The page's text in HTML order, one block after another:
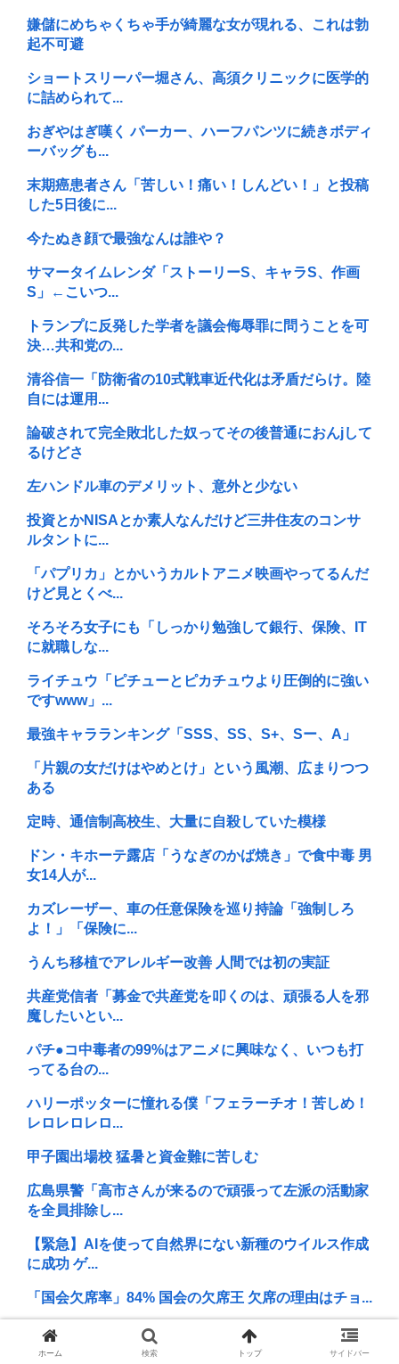
嫌儲にめちゃくちゃ手が綺麗な女が現れる、これは勃
起不可避
ショートスリーパー堀さん、高須クリニックに医学的
に詰められて...
おぎやはぎ嘆く パーカー、ハーフパンツに続きボディ
ーバッグも...
末期癌患者さん「苦しい！痛い！しんどい！」と投稿
した5日後に...
今たぬき顔で最強なんは誰や？
サマータイムレンダ「ストーリーS、キャラS、作画
S」←こいつ...
トランプに反発した学者を議会侮辱罪に問うことを可
決…共和党の...
清谷信一「防衛省の10式戦車近代化は矛盾だらけ。陸
自には運用...
論破されて完全敗北した奴ってその後普通におんjして
るけどさ
左ハンドル車のデメリット、意外と少ない
投資とかNISAとか素人なんだけど三井住友のコンサ
ルタントに...
「パプリカ」とかいうカルトアニメ映画やってるんだ
けど見とくべ...
そろそろ女子にも「しっかり勉強して銀行、保険、IT
に就職しな...
ライチュウ「ピチューとピカチュウより圧倒的に強い
ですwww」...
最強キャラランキング「SSS、SS、S+、Sー、A」
「片親の女だけはやめとけ」という風潮、広まりつつ
ある
定時、通信制高校生、大量に自殺していた模様
ドン・キホーテ露店「うなぎのかば焼き」で食中毒 男
女14人が...
カズレーザー、車の任意保険を巡り持論「強制しろ
よ！」「保険に...
うんち移植でアレルギー改善 人間では初の実証
共産党信者「募金で共産党を叩くのは、頑張る人を邪
魔したいとい...
パチ●コ中毒者の99%はアニメに興味なく、いつも打
ってる台の...
ハリーポッターに憧れる僕「フェラーチオ！苦しめ！
レロレロレロ...
甲子園出場校 猛暑と資金難に苦しむ
広島県警「高市さんが来るので頑張って左派の活動家
を全員排除し...
【緊急】AIを使って自然界にない新種のウイルス作成
に成功 ゲ...
「国会欠席率」84% 国会の欠席王 欠席の理由はチョ...
高橋名人「左手のバネを取るために手術をします」
ホーム 検索 トップ サイドバー